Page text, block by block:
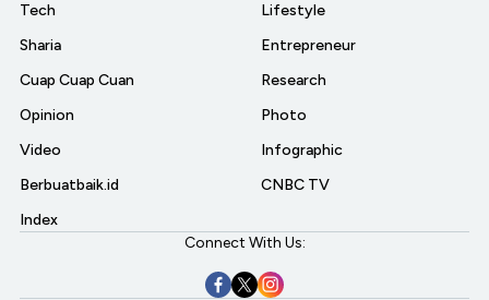
Tech
Sharia
Cuap Cuap Cuan
Opinion
Video
Berbuatbaik.id
Index
Lifestyle
Entrepreneur
Research
Photo
Infographic
CNBC TV
Connect With Us: